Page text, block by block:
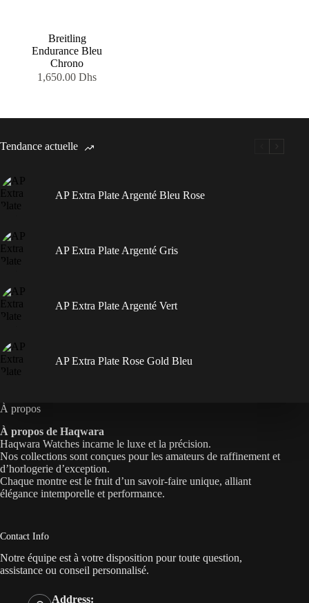
Breitling
Endurance Bleu
Chrono
1,650.00Dhs
Tendance actuelle
AP Extra Plate Argenté Bleu Rose
AP Extra Plate Argenté Gris
AP Extra Plate Argenté Vert
AP Extra Plate Rose Gold Bleu
À propos
À propos de Haqwara
Haqwara Watches incarne le luxe et la précision.
Nos collections sont conçues pour les amateurs de raffinement et
d’horlogerie d’exception.
Chaque montre est le fruit d’un savoir-faire unique, alliant
élégance intemporelle et performance.
Contact Info
Notre équipe est à votre disposition pour toute question,
assistance ou conseil personnalisé.
Address: